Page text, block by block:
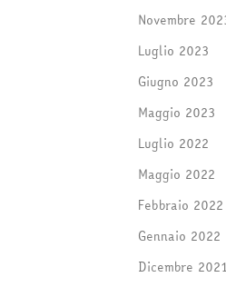
Novembre
Luglio 2023
Giugno 2023
Maggio 2023
Luglio 2022
Maggio 2022
Febbraio 2022
Gennaio 2022
Dicembre 2021